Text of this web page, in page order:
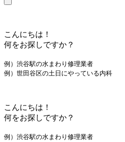
こんにちは！
何をお探しですか？
例）渋谷駅の水まわり修理業者
例）世田谷区の土日にやっている内科
こんにちは！
何をお探しですか？
例）渋谷駅の水まわり修理業者